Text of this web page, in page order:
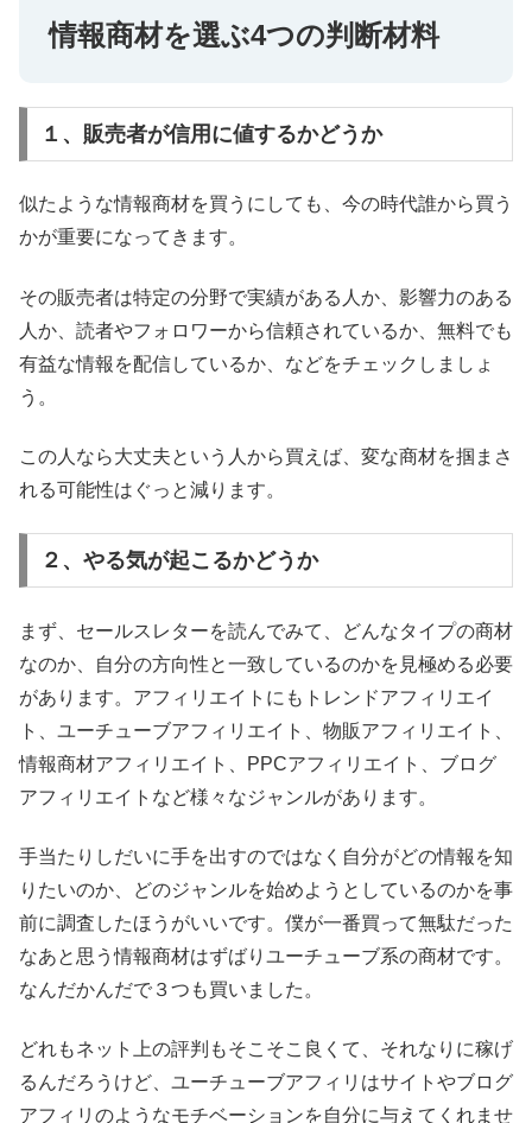
情報商材を選ぶ4つの判断材料
１、販売者が信用に値するかどうか
似たような情報商材を買うにしても、今の時代誰から買う
かが重要になってきます。
その販売者は特定の分野で実績がある人か、影響力のある
人か、読者やフォロワーから信頼されているか、無料でも
有益な情報を配信しているか、などをチェックしましょ
う。
この人なら大丈夫という人から買えば、変な商材を掴まさ
れる可能性はぐっと減ります。
２、やる気が起こるかどうか
まず、セールスレターを読んでみて、どんなタイプの商材
なのか、自分の方向性と一致しているのかを見極める必要
があります。アフィリエイトにもトレンドアフィリエイ
ト、ユーチューブアフィリエイト、物販アフィリエイト、
情報商材アフィリエイト、PPCアフィリエイト、ブログ
アフィリエイトなど様々なジャンルがあります。
手当たりしだいに手を出すのではなく自分がどの情報を知
りたいのか、どのジャンルを始めようとしているのかを事
前に調査したほうがいいです。僕が一番買って無駄だった
なあと思う情報商材はずばりユーチューブ系の商材です。
なんだかんだで３つも買いました。
どれもネット上の評判もそこそこ良くて、それなりに稼げ
るんだろうけど、ユーチューブアフィリはサイトやブログ
アフィリのようなモチベーションを自分に与えてくれませ